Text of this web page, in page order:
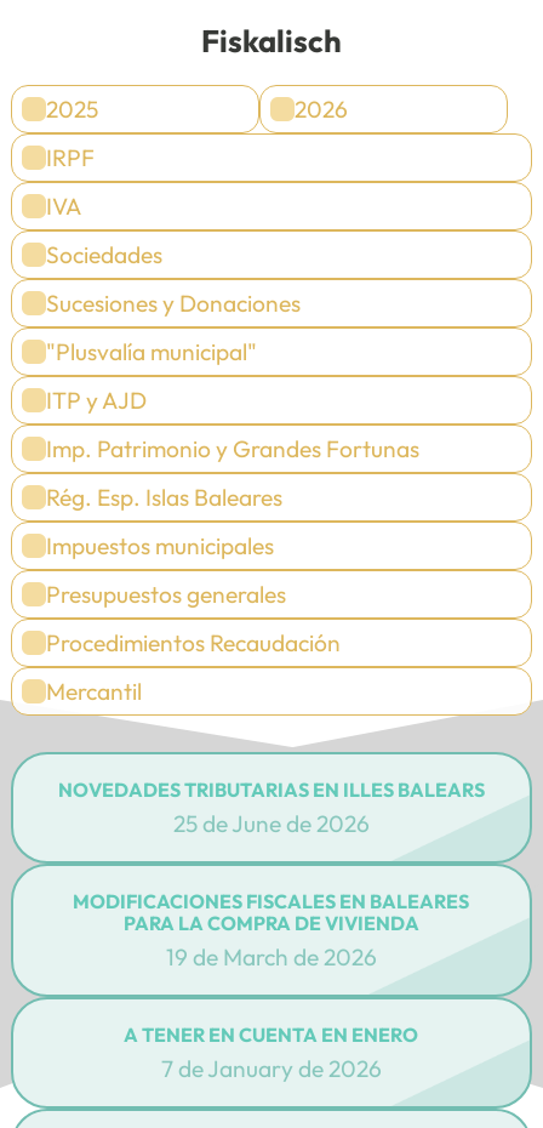
Fiskalisch
2025
2026
IRPF
IVA
Sociedades
Sucesiones y Donaciones
"Plusvalía municipal"
ITP y AJD
Imp. Patrimonio y Grandes Fortunas
Rég. Esp. Islas Baleares
Impuestos municipales
Presupuestos generales
Procedimientos Recaudación
Mercantil
NOVEDADES TRIBUTARIAS EN ILLES BALEARS
25 de June de 2026
MODIFICACIONES FISCALES EN BALEARES
PARA LA COMPRA DE VIVIENDA
19 de March de 2026
A TENER EN CUENTA EN ENERO
7 de January de 2026